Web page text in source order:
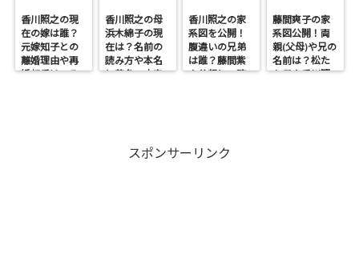
香川照之の現
在の嫁は誰？
元嫁知子との
離婚理由や再
婚相手はいる
香川照之の母
浜木綿子の現
在は？名前の
読み方や本名
と芸名の由来
香川照之の家
系図を公開！
腹違いの兄弟
は誰？藤間紫
や父親との確
藤間爽子の家
系図公開！両
親(父母)や兄の
名前は？松た
か子や香川照
スポンサーリンク